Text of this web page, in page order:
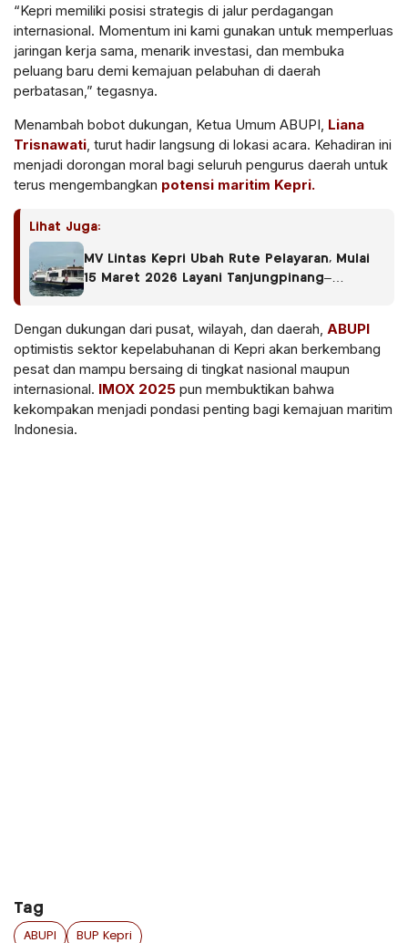
“Kepri memiliki posisi strategis di jalur perdagangan
internasional. Momentum ini kami gunakan untuk memperluas
jaringan kerja sama, menarik investasi, dan membuka
peluang baru demi kemajuan pelabuhan di daerah
perbatasan,” tegasnya.
Menambah bobot dukungan, Ketua Umum ABUPI, Liana
Trisnawati, turut hadir langsung di lokasi acara. Kehadiran ini
menjadi dorongan moral bagi seluruh pengurus daerah untuk
terus mengembangkan potensi maritim Kepri.
Lihat Juga:
MV Lintas Kepri Ubah Rute Pelayaran, Mulai
15 Maret 2026 Layani Tanjungpinang–
Dengan dukungan dari pusat, wilayah, dan daerah, ABUPI
optimistis sektor kepelabuhanan di Kepri akan berkembang
pesat dan mampu bersaing di tingkat nasional maupun
internasional. IMOX 2025 pun membuktikan bahwa
kekompakan menjadi pondasi penting bagi kemajuan maritim
Indonesia.
Tag
ABUPI BUP Kepri